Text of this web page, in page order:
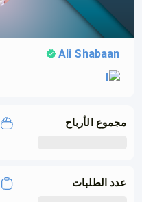
Ali Shabaan
مجموع الأرباح
عدد الطلبات